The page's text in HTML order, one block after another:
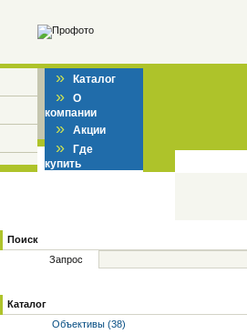
» Каталог
» О
компании
» Акции
» Где
купить
Поиск
Запрос
Каталог
Объективы (38)